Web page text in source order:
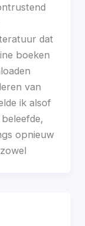
dat
boeken
van
ik alsof
opnieuw